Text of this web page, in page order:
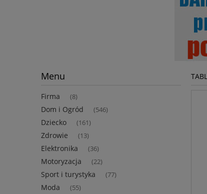
Menu
Firma (8)
Dom i Ogród (546)
Dziecko (161)
Zdrowie (13)
Elektronika (36)
Motoryzacja (22)
Sport i turystyka (77)
Moda (55)